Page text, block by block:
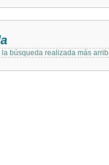
búsqueda realizada más